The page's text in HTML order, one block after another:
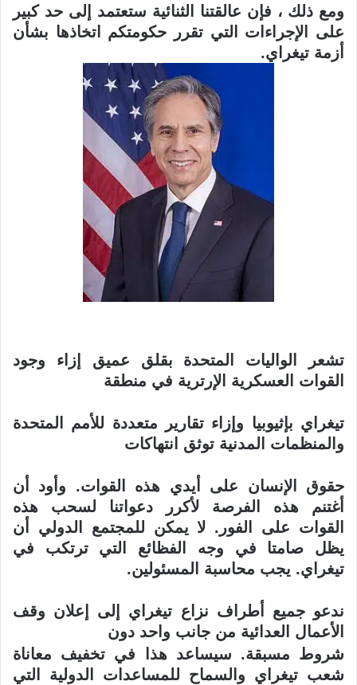
ومع ذلك ، فإن عالقتنا الثنائية ستعتمد إلى حد كبير
على الإجراءات التي تقرر
حكومتكم اتخاذها بشأن
أزمة تيغراي.
تشعر الواليات المتحدة بقلق عميق إزاء وجود
القوات العسكرية الإرترية في منطقة
تيغراي بإثيوبيا وإزاء تقارير متعددة للأمم المتحدة
والمنظمات المدنية توثق انتهاكات
حقوق الإنسان على أيدي هذه القوات. وأود أن
أغتنم هذه الفرصة لأكرر دعواتنا لسحب
هذه
القوات على الفور. لا يمكن للمجتمع الدولي أن
يظل صامتا في وجه الفظائع التي
ترتكب في
تيغراي. يجب محاسبة المسئولين.
ندعو جميع أطراف نزاع تيغراي إلى إعلان وقف
الأعمال العدائية من جانب واحد دون
شروط مسبقة. سيساعد هذا في تخفيف معاناة
شعب تيغراي والسماح للمساعدات الدولية
التي